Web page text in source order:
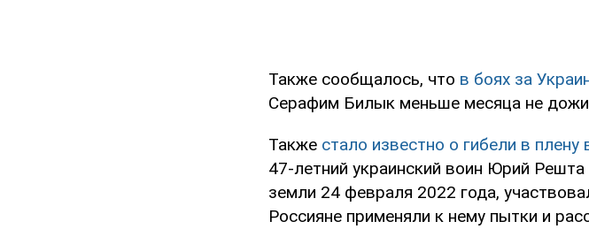
Также сообщалось, что в боях за
Серафим Билык меньше месяца не
Также стало известно о гибели в
47-летний украинский воин Юрий
земли 24 февраля 2022 года,
Россияне применяли к нему пытки и